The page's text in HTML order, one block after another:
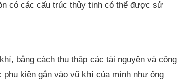
có các cấu trúc thủy tinh có thể được sử
bằng cách thu thập các tài nguyên và công
kiện gắn vào vũ khí của mình như ống